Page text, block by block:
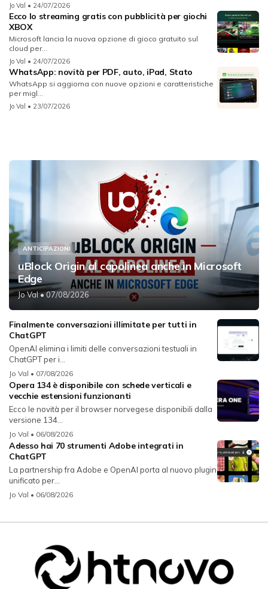
Jo Val • 24/07/2026
Ecco lo streaming gratis con pubblicità per giochi
XBOX
Microsoft lancia la nuova opzione di gioco gratuito sul
cloud per...
Jo Val • 24/07/2026
WhatsApp: novità per PDF, auto, iPad, Stato
WhatsApp si aggiorna con nuove opzioni e caratteristiche
per migl...
Jo Val • 23/07/2026
ANTICIPAZIONI
uBlock Origin al capolinea anche in Microsoft
Edge
Jo Val• 07/08/2026
Finalmente conversazioni illimitate per tutti in
ChatGPT
OpenAI elimina i limiti delle conversazioni testuali in
ChatGPT per i...
Jo Val • 07/08/2026
Opera 134 è disponibile con schede verticali e
vecchie estensioni funzionanti
Ecco le novità per il browser norvegese disponibili dalla
versione 134...
Jo Val • 06/08/2026
Adesso hai 70 strumenti Adobe integrati in
ChatGPT
La partnership fra Adobe e OpenAI porta al nuovo plugin
unificato per...
Jo Val • 06/08/2026